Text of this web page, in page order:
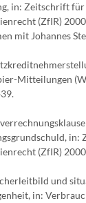
in: Zeitschrift für
(ZfIR)
mit Johannes
Mitteilungen
in:
(ZfIR)
und
in: